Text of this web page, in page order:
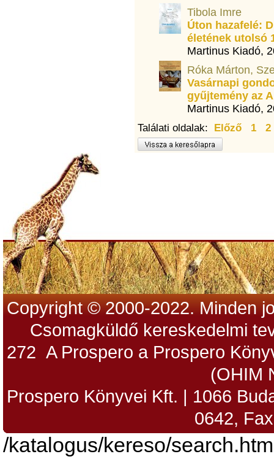
Tibola Imre
Úton hazafelé:
életének utolsó
Martinus Kiadó,
Róka Márton,
Vasárnapi
gyűjtemény az
Martinus Kiadó,
Találati oldalak: Előző 1 2
Copyright © 2000-2022. Minden
Csomagküldő kereskedelmi
272 A Prospero a Prospero
(OHIM
Prospero Könyvei Kft. | 1066
0642,
/katalogus/kereso/